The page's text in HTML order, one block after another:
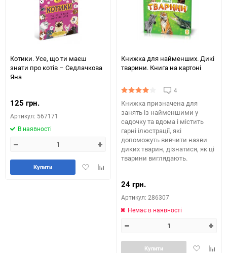
Котики. Усе, що ти маєш
знати про котів – Седлачкова
Яна
125 грн.
Артикул: 567171
В наявності
ДодатиДодайте
порівняння
Купити
Книжка для найменших. Дикі
тварини. Книга на картоні
4
Книжка призначена для
занять із найменшими у
садочку та вдома і містить
гарні ілюстрації, які
допоможуть вивчити назви
диких тварин, дізнатися, як ці
тварини виглядають.
24 грн.
Артикул: 286307
Немає в наявності
Додати
Купити